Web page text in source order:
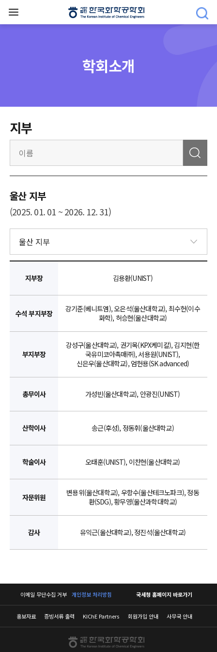
학회소개
지부
울산 지부
(2025. 01. 01 ~ 2026. 12. 31)
지부장 김용환(UNIST)
수석 부지부장
강기준(베니트엠), 오은석(울산대학교), 최수헌(이수
화학), 허승현(울산대학교)
부지부장
강성구(울산대학교), 권기목(KPX케미칼), 김지현(한
국유미코아촉매㈜), 서용원(UNIST),
신은우(울산대학교), 엄헌용(SK advanced)
총무이사 가성빈(울산대학교), 안광진(UNIST)
산학이사 송근(후성), 정동휘(울산대학교)
학술이사 오태훈(UNIST), 이찬현(울산대학교)
자문위원
변용위(울산대학교), 우항수(울산테크노파크), 정동
환(SDG), 황무영(울산과학대학교)
감사 유익근(울산대학교), 정진석(울산대학교)
이메일 무단수집 거부 개인정보 처리방침 국세청 홈페이지 바로가기
홍보자료 증빙서류 출력 KIChE Partners 회원가입 안내 사무국 안내